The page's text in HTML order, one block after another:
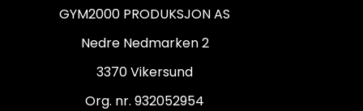
GYM2000 PRODUKSJON AS
Nedre Nedmarken 2
3370 Vikersund
Org. nr. 932052954